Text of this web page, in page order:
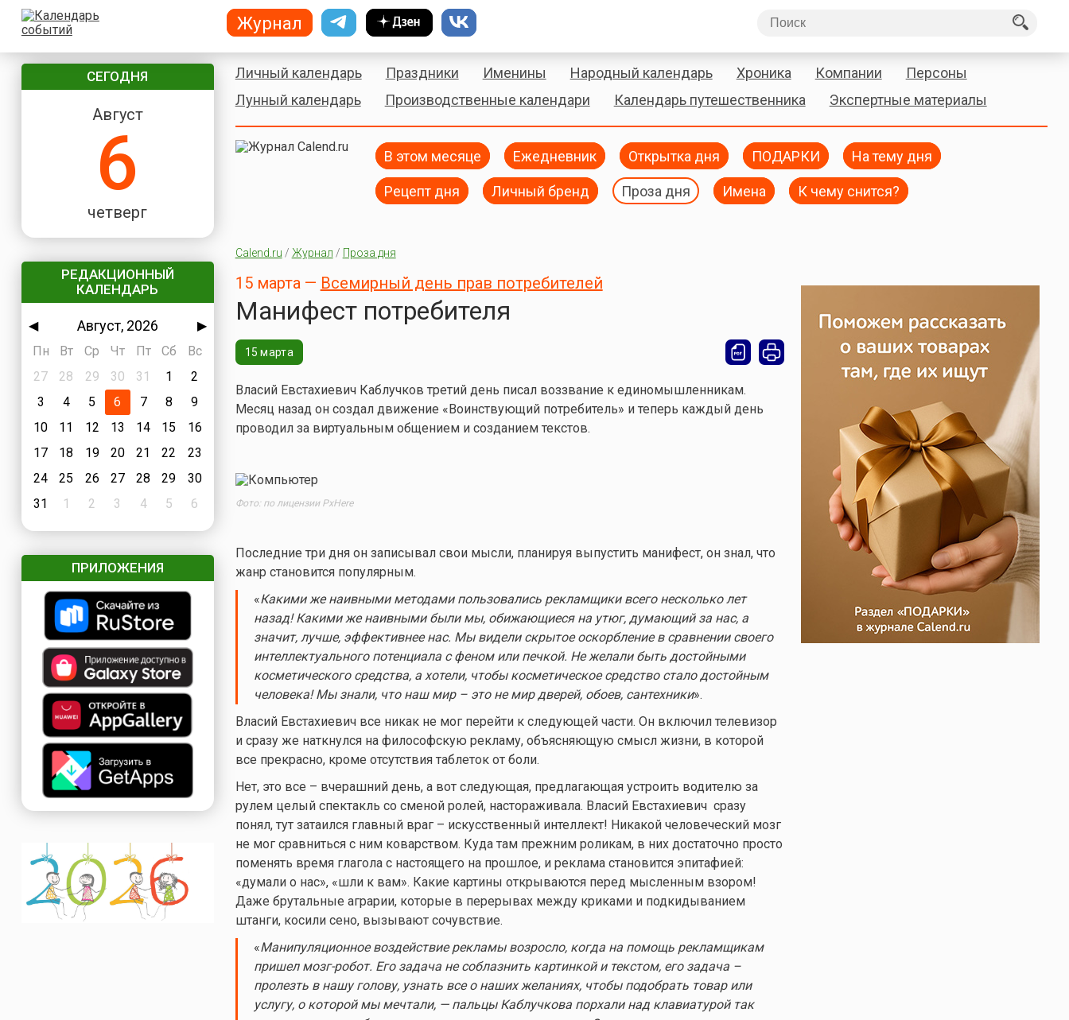
СЕГОДНЯ
Август
6
четверг
РЕДАКЦИОННЫЙ
КАЛЕНДАРЬ
◀ Август, 2026
▶
Пн
Вт Ср Чт Пт Сб
Вс
27
28 29 30 31 1
2
3
4 5 6 7 8
9
10
11 12 13 14 15
16
17
18 19 20 21 22
23
24
25 26 27 28 29
30
31
1 2 3 4 5 6
ПРИЛОЖЕНИЯ
Личный календарь Праздники Именины Народный календарь Хроника Компании
Персоны
Лунный календарь
Производственные календари Календарь путешественника Экспертные материалы
В этом месяце Ежедневник Открытка дня ПОДАРКИ На тему дня
Рецепт дня Личный бренд Проза дня Имена К чему снится?
Calend.ru / Журнал / Проза дня
15 марта — Всемирный день прав потребителей
Манифест потребителя
15 марта
Власий Евстахиевич Каблучков третий день писал воззвание к единомышленникам.
Месяц назад он создал движение «Воинствующий потребитель» и теперь каждый день
проводил за виртуальным общением и созданием текстов.
Фото: по лицензии PxHere
Последние три дня он записывал свои мысли, планируя выпустить манифест, он знал, что
жанр становится популярным.
«Какими же наивными методами пользовались рекламщики всего несколько лет
назад! Какими же наивными были мы, обижающиеся на утюг, думающий за нас, а
значит, лучше, эффективнее нас. Мы видели скрытое оскорбление в сравнении своего
интеллектуального потенциала с феном или печкой. Не желали быть достойными
косметического средства, а хотели, чтобы косметическое средство стало достойным
человека! Мы знали, что наш мир – это не мир дверей, обоев, сантехники».
Власий Евстахиевич все никак не мог перейти к следующей части. Он включил телевизор
и сразу же наткнулся на философскую рекламу, объясняющую смысл жизни, в которой
все прекрасно, кроме отсутствия таблеток от боли.
Нет, это все – вчерашний день, а вот следующая, предлагающая устроить водителю за
рулем целый спектакль со сменой ролей, настораживала. Власий Евстахиевич сразу
понял, тут затаился главный враг – искусственный интеллект! Никакой человеческий мозг
не мог сравниться с ним коварством. Куда там прежним роликам, в них достаточно просто
поменять время глагола с настоящего на прошлое, и реклама становится эпитафией:
«думали о нас», «шли к вам». Какие картины открываются перед мысленным взором!
Даже брутальные аграрии, которые в перерывах между криками и подкидыванием
штанги, косили сено, вызывают сочувствие.
«Манипуляционное воздействие рекламы возросло, когда на помощь рекламщикам
пришел мозг-робот. Его задача не соблазнить картинкой и текстом, его задача –
пролезть в нашу голову, узнать все о наших желаниях, чтобы подобрать товар или
услугу, о которой мы мечтали, — пальцы Каблучкова порхали над клавиатурой так
Журнал